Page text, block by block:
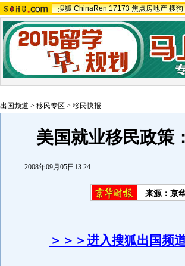
搜狐 ChinaRen 17173 焦点房地产 搜狗
出国频道 > 移民专区 > 移民快报
美国就业移民政策
2008年09月05日13:24
来源：京
＞＞＞进入搜狐出国频